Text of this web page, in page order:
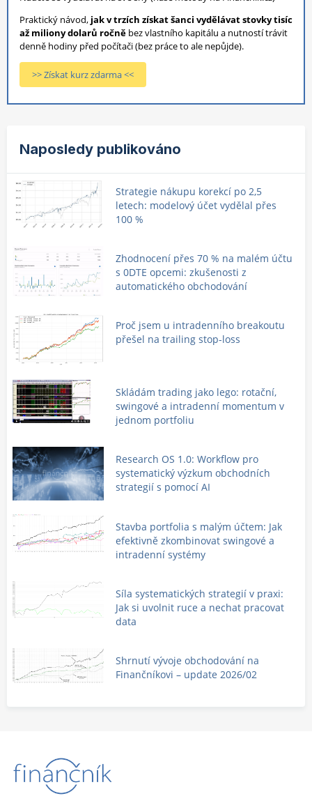
Praktický návod, jak v trzích získat šanci vydělávat stovky tisíc
až miliony dolarů ročně bez vlastního kapitálu a nutností trávit
denně hodiny před počítači (bez práce to ale nepůjde).
>> Získat kurz zdarma <<
Naposledy publikováno
Strategie nákupu korekcí po 2,5
letech: modelový účet vydělal přes
100 %
Zhodnocení přes 70 % na malém účtu
s 0DTE opcemi: zkušenosti z
automatického obchodování
Proč jsem u intradenního breakoutu
přešel na trailing stop-loss
Skládám trading jako lego: rotační,
swingové a intradenní momentum v
jednom portfoliu
Research OS 1.0: Workflow pro
systematický výzkum obchodních
strategií s pomocí AI
Stavba portfolia s malým účtem: Jak
efektivně zkombinovat swingové a
intradenní systémy
Síla systematických strategií v praxi:
Jak si uvolnit ruce a nechat pracovat
data
Shrnutí vývoje obchodování na
Finančníkovi – update 2026/02